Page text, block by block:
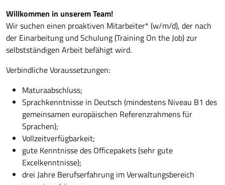
Willkommen in unserem Team!
Wir suchen einen proaktiven Mitarbeiter* (w/m/d), der nach
der Einarbeitung und Schulung (Training On the Job) zur
selbstständigen Arbeit befähigt wird.
Verbindliche Voraussetzungen:
Maturaabschluss;
Sprachkenntnisse in Deutsch (mindestens Niveau B1 des
gemeinsamen europäischen Referenzrahmens für
Sprachen);
Vollzeitverfügbarkeit;
gute Kenntnisse des Officepakets (sehr gute
Excelkenntnisse);
drei Jahre Berufserfahrung im Verwaltungsbereich